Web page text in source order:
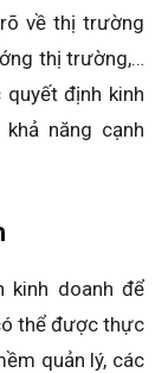
về thị trường
thị trường,…
định kinh
năng cạnh
kinh doanh để
thể được thực
quản lý, các